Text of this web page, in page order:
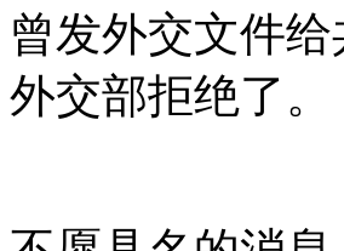
曾发外交文件
外交部拒绝了。